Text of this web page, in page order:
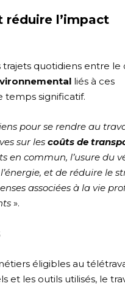
réduire l’impact
trajets quotidiens entre
liés à ces
temps significatif.
pour se rendre au
sur les coûts de
en commun, l’usure du
et de réduire le
associées à la vie
».
éligibles au
et les outils utilisés, le